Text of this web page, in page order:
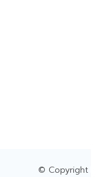
© Copyright